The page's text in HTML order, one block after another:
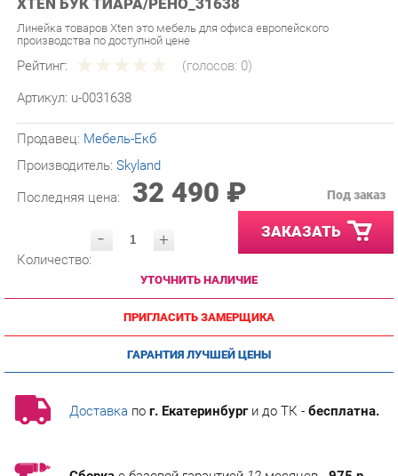
Линейка товаров Xten это мебель для офиса европейского
Рейтинг: (голосов:
Артикул: u-0031638
Производитель:Skyland
Последняя цена: 32 490 ₽
- ЗАКАЗАТЬ
УТОЧНИТЬ НАЛИЧИЕ
ПРИГЛАСИТЬ ЗАМЕРЩИКА
ГАРАНТИЯ ЛУЧШЕЙ ЦЕНЫ
Доставкапог. Екатеринбурги до ТК -бесплатна.